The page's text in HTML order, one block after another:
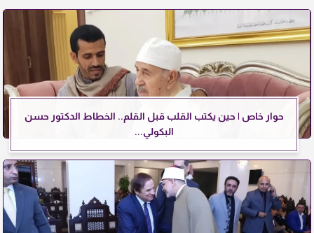
حوار خاص | حين يكتب القلب قبل القلم.. الخطاط الدكتور حسن
البكولي...